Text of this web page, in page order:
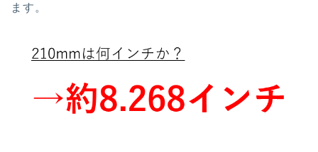
ます。